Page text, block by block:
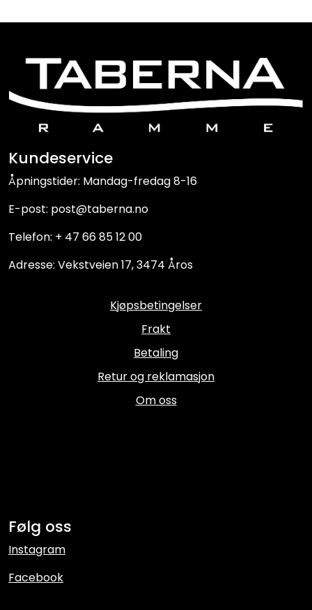
20x30
(3xinstax)
20x30
(oval
20x30
(15x20)
21x29,7
(15x20)
24x30
(15x20)
(20x30)
30x40
(oval
Kundeservice
Åpningstider: Mandag-fredag 8-16
E-post: post@taberna.no
Telefon: + 47 66 85 12 00
Adresse: Vekstveien 17, 3474 Åros
Kjøpsbetingelser
Frakt
Betaling
Retur og reklamasjon
Om oss
Følg oss
Instagram
Facebook